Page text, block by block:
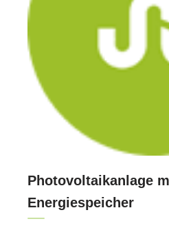
Photovoltaikanlage
Energiespeicher